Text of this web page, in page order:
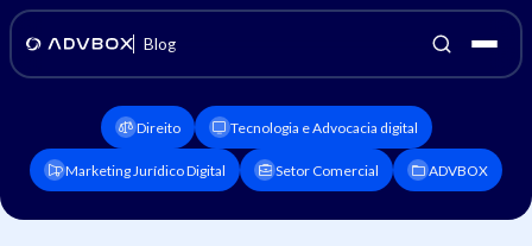
Blog
Direito Tecnologia e Advocacia digital
Marketing Jurídico Digital Setor Comercial ADVBOX